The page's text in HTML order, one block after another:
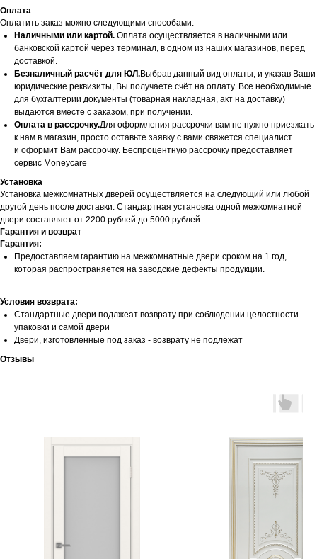
Оплата
Оплатить заказ можно следующими способами:
Наличными или картой. Оплата осуществляется в наличными или
банковской картой через терминал, в одном из наших магазинов, перед
доставкой.
Безналичный расчёт для ЮЛ.Выбрав данный вид оплаты, и указав Ваши
юридические реквизиты, Вы получаете счёт на оплату. Все необходимые
для бухгалтерии документы (товарная накладная, акт на доставку)
выдаются вместе с заказом, при получении.
Оплата в рассрочку.Для оформления рассрочки вам не нужно приезжать
к нам в магазин, просто оставьте заявку с вами свяжется специалист
и оформит Вам рассрочку. Беспроцентную рассрочку предоставляет
сервис Moneycare
Установка
Установка межкомнатных дверей осуществляется на следующий или любой
другой день после доставки. Стандартная установка одной межкомнатной
двери составляет от 2200 рублей до 5000 рублей.
Гарантия и возврат
Гарантия:
Предоставляем гарантию на межкомнатные двери сроком на 1 год,
которая распространяется на заводские дефекты продукции.
Условия возврата:
Стандартные двери подлжеат возврату при соблюдении целостности
упаковки и самой двери
Двери, изготовленные под заказ - возврату не подлежат
Отзывы